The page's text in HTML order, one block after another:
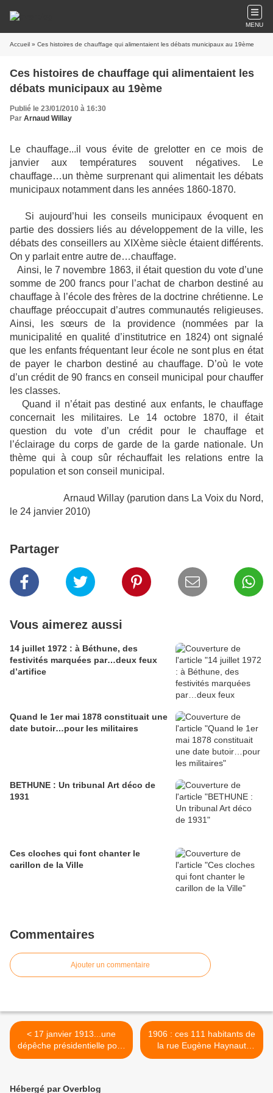
MENU
Accueil » Ces histoires de chauffage qui alimentaient les débats municipaux au 19ème
Ces histoires de chauffage qui alimentaient les
débats municipaux au 19ème
Publié le 23/01/2010 à 16:30
Par Arnaud Willay
Le chauffage...il vous évite de grelotter en ce mois de
janvier aux températures souvent négatives. Le
chauffage…un thème surprenant qui alimentait les débats
municipaux notamment dans les années 1860-1870.
Si aujourd’hui les conseils municipaux évoquent en
partie des dossiers liés au développement de la ville, les
débats des conseillers au XIXème siècle étaient différents.
On y parlait entre autre de…chauffage.
Ainsi, le 7 novembre 1863, il était question du vote d’une
somme de 200 francs pour l’achat de charbon destiné au
chauffage à l’école des frères de la doctrine chrétienne. Le
chauffage préoccupait d’autres communautés religieuses.
Ainsi, les sœurs de la providence (nommées par la
municipalité en qualité d’institutrice en 1824) ont signalé
que les enfants fréquentant leur école ne sont plus en état
de payer le charbon destiné au chauffage. D’où le vote
d’un crédit de 90 francs en conseil municipal pour chauffer
les classes.
Quand il n’était pas destiné aux enfants, le chauffage
concernait les militaires. Le 14 octobre 1870, il était
question du vote d’un crédit pour le chauffage et
l’éclairage du corps de garde de la garde nationale. Un
thème qui à coup sûr réchauffait les relations entre la
population et son conseil municipal.
Arnaud Willay (parution dans La Voix du Nord,
le 24 janvier 2010)
Partager
Vous aimerez aussi
14 juillet 1972 : à Béthune, des
festivités marquées par…deux feux
d’artifice
Quand le 1er mai 1878 constituait une
date butoir…pour les militaires
BETHUNE : Un tribunal Art déco de
1931
Ces cloches qui font chanter le
carillon de la Ville
Commentaires
Ajouter un commentaire
< 17 janvier 1913...une
dépêche présidentielle pour
le Maire de Béthune
1906 : ces 111 habitants de
la rue Eugène Haynaut
recensés >
Hébergé par Overblog